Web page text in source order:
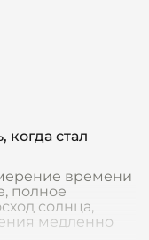
когда стал
времени
полное
солнца,
медленно